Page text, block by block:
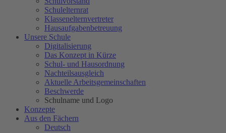
Schulelternrat
Klassenelternvertreter
Hausaufgabenbetreuung
Unsere Schule
Digitalisierung
Das Konzept in Kürze
Schul- und Hausordnung
Nachteilsausgleich
Aktuelle Arbeitsgemeinschaften
Beschwerde
Schulname und Logo
Konzepte
Aus den Fächern
Deutsch